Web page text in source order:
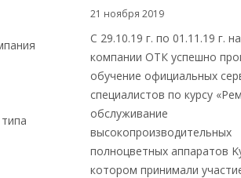
21 ноября 2019
С 29.10.19 г. по 01.11.19 г.
компании ОТК успешно
обучение официальных
специалистов по курсу
обслуживание
высокопроизводительных
полноцветных аппаратов
котором принимали